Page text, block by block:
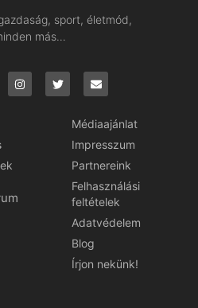
sport, életmód,
más…
Médiaajánlat
Impresszum
Partnereink
Felhasználási
feltételek
Adatvédelem
Blog
Írjon nekünk!